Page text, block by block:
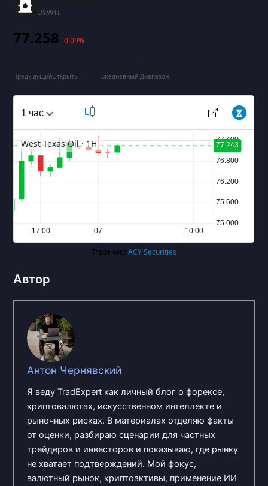
Автор
Антон Чернявский
Я веду TradExpert как личный блог о форексе,
криптовалютах, искусственном интеллекте и
рыночных рисках. В материалах отделяю факты
от оценки, разбираю сценарии для частных
трейдеров и инвесторов и показываю, где рынку
не хватает подтверждений. Мой фокус,
валютный рынок, криптоактивы, применение ИИ